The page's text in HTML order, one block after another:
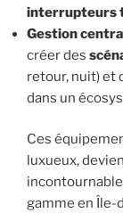
interrupteurs
Gestion
créer des
retour, nuit) et
dans un
Ces
luxueux,
gamme en Île-